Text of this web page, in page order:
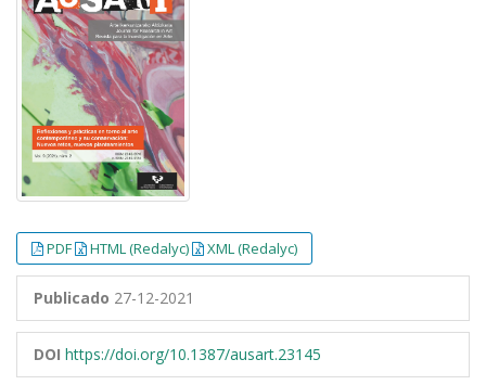
PDF HTML (Redalyc) XML (Redalyc)
Publicado 27-12-2021
DOI https://doi.org/10.1387/ausart.23145